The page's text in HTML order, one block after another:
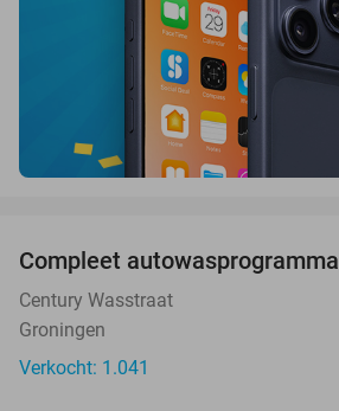
Compleet autowasprogramma
Century Wasstraat
Groningen
Verkocht: 1.041